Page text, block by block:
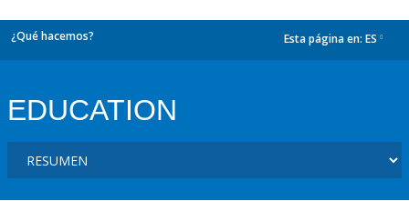
¿Qué hacemos? Esta página en: ES
EDUCATION